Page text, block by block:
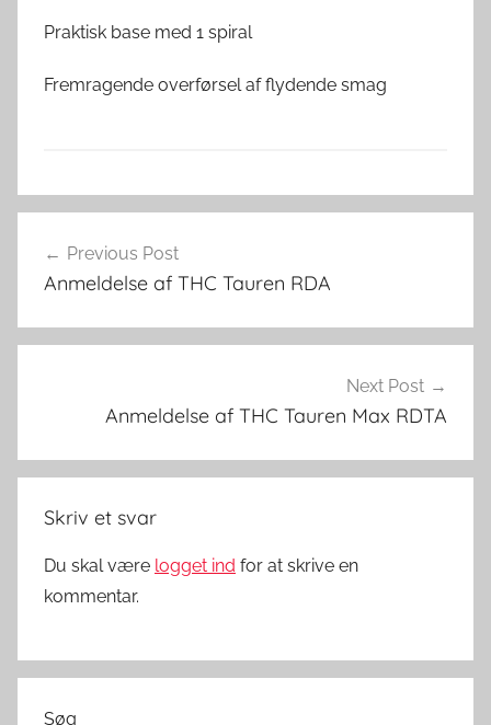
Praktisk base med 1 spiral
Fremragende overførsel af flydende smag
M
-
i
Previous Post
Anmeldelse af THC Tauren RDA
Next Post
Anmeldelse af THC Tauren Max RDTA
Skriv et svar
Du skal være logget ind for at skrive en
kommentar.
Søg